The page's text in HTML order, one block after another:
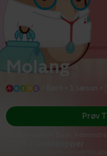
Molang
Prøv
*Kræver pakken Basis.